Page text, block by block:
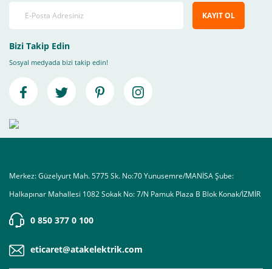
KAYIT OL
Bizi Takip Edin
Sosyal medyada bizi takip edin!
Merkez: Güzelyurt Mah. 5775 Sk. No:70 Yunusemre/MANİSA Şube:
Halkapınar Mahallesi 1082 Sokak No: 7/N Pamuk Plaza B Blok Konak/İZMİR
0 850 377 0 100
eticaret@atakelektrik.com